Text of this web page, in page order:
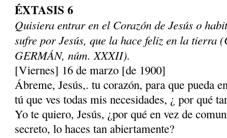
ÉXTASIS 6
Quisiera entrar en el Corazón de Jesús o
sufre por Jesús, que la hace feliz en la tierra
GERMÁN, núm. XXXII).
[Viernes] 16 de marzo [de 1900]
Ábreme, Jesús,. tu corazón, para que pueda
tú que ves todas mis necesidades, ¿ por qué
Yo te quiero, Jesús, ¿por qué en vez de
secreto, lo haces tan abiertamente?